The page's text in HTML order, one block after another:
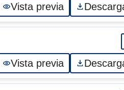
Vista previa
Vista previa